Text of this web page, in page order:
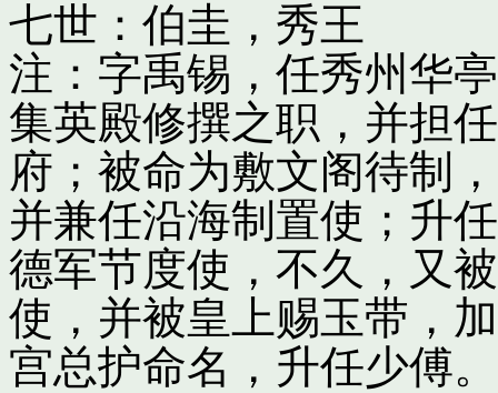
七世：伯圭，秀王
注：字禹锡，任秀州华
集英殿修撰之职，并担
府；被命为敷文阁待制
并兼任沿海制置使；升
德军节度使，不久，又
使，并被皇上赐玉带，
宫总护命名，升任少傅